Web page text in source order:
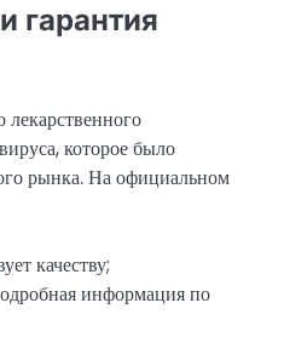
гарантия
которое было
рынка. На официальном
качеству;
информация по